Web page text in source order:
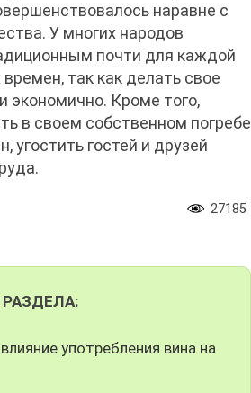
наравне с
У многих народов
почти для каждой
так как делать свое
экономично. Кроме того,
в своем собственном погребе
угостить гостей и друзей
27185
употребления вина на